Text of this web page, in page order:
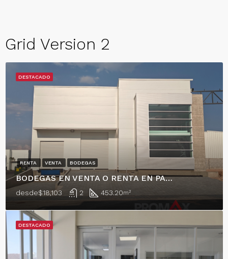
Grid Version 2
RENTA VENTA BODEGAS
BODEGAS EN VENTA O RENTA EN PARQUE INDUSTRIAL EN EL MARQUÉS!
desde$18,103 2 453.20m²
DESTACADO
DESTACADO